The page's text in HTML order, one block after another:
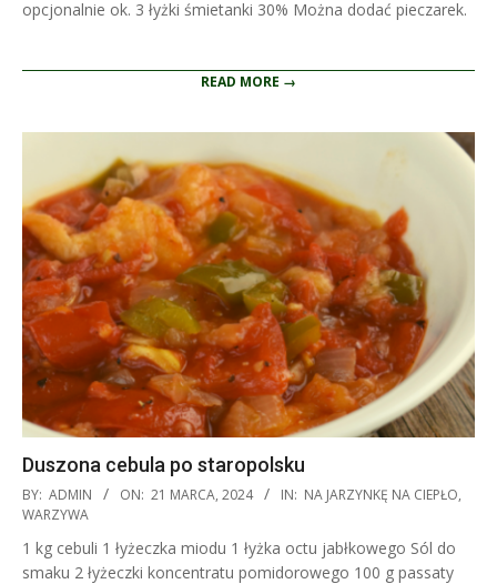
opcjonalnie ok. 3 łyżki śmietanki 30% Można dodać pieczarek.
READ MORE →
Duszona cebula po staropolsku
2024-
03-
21
BY: ADMIN ON: 21 MARCA, 2024 IN: NA JARZYNKĘ NA CIEPŁO,
WARZYWA
1 kg cebuli 1 łyżeczka miodu 1 łyżka octu jabłkowego Sól do
smaku 2 łyżeczki koncentratu pomidorowego 100 g passaty